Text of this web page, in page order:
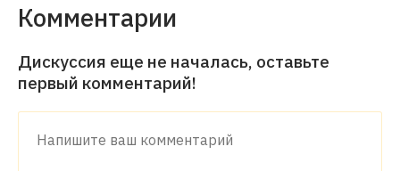
Комментарии
Дискуссия еще не началась, оставьте
первый комментарий!